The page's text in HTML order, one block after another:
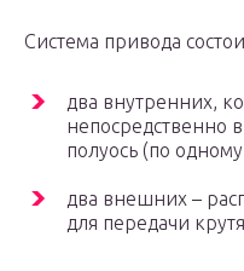
Система привода
два внутренних,
непосредственно
полуось (по
два внешних –
для передачи